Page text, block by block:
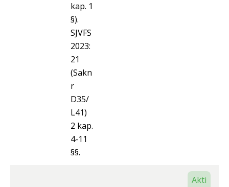
kap. 1
§).
SJVFS
2023:
21
(Sakn
r
D35/
L41)
2 kap.
4-11
§§.
Akti